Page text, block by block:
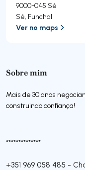
Sobre mim
Mais de 30 anos
construindo confiança!
**************
+351 969 058 485 -
9000-045 Sé
Sé, Funchal
Ver no maps